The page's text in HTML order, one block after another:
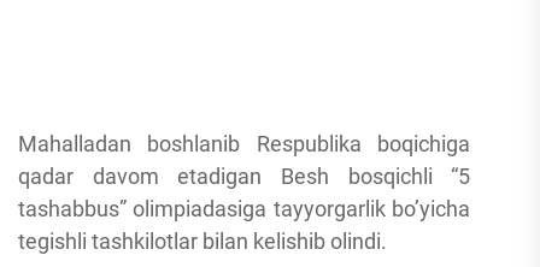
Mahalladan boshlanib Respublika boqichiga
qadar davom etadigan Besh bosqichli “5
tashabbus” olimpiadasiga tayyorgarlik bo’yicha
tegishli tashkilotlar bilan kelishib olindi.